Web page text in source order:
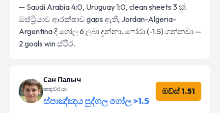
— Saudi Arabia 4:0, Uruguay 1:0, clean sheets 3 ක්.
ඔස්ට්‍රියාව ආරක්ෂාව gaps ඇති, Jordan-Algeria-
Argentina දී ගෝල 6 ලබා දුන්නා. ෆෝරා (-1.5) ගන්නවා —
2 goals win ස්ථිර.
Сан Палыч
කතුවරයා
ස්පාඤ්ඤය පුද්ගල ගෝල >1.5
ඔඩ්ස් 1.51